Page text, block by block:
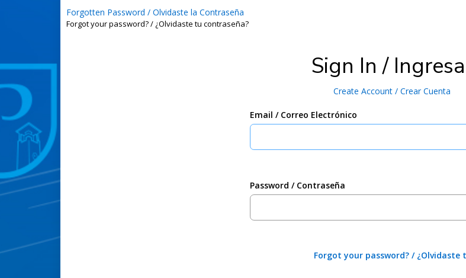
Forgotten Password / Olvidaste la Contraseña
Forgot your password? / ¿Olvidaste tu contraseña?
Sign In /
Create Account / Crear Cuenta
Email / Correo Electrónico
Password / Contraseña
Forgot your password? / ¿Olvidaste